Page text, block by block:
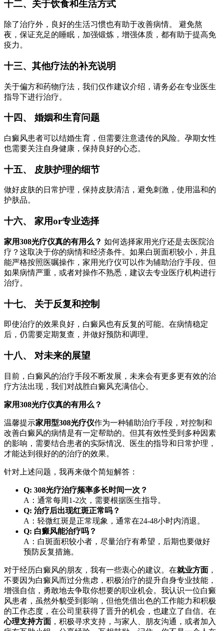
十二、关于饮食和生活方式
除了治疗外，良好的生活习惯也有助于改善病情。 避免熬
夜，保证充足的睡眠，加强锻炼，增强体质，都有助于提高免
疫力。
十三、其他疗法的补充说明
关于偏方和药物疗法，我们仅作建议介绍，请务必在专业医生
指导下进行治疗。
十四、 婚姻和生育问题
白癜风患者可以结婚生育，但需要注意遗传的风险。孕期女性
也需要关注自身健康，保持良好的心态。
十五、 皮肤护理的细节
做好皮肤的日常护理，保持皮肤清洁，避免刺激，使用温和的
护肤品。
十六、 家用or专业选择
家用308光疗仪真的有用么？ 如何选择家用光疗还是去医院治
疗？这取决于你的病情和经济条件。如果白斑面积较小，并且
能严格按照医嘱操作，家用光疗仪可以作为辅助治疗手段。但
如果病情严重，或者对操作不熟悉，建议去专业医疗机构进行
治疗。
十七、 关于反复和控制
即使治疗的效果良好，白癜风也有反复的可能。在病情稳定
后，仍需要定期复查，并做好预防和调理。
十八、 对未来的展望
目前，白癜风的治疗手段不断发展，未来会有更多更有效的治
疗方法出现，我们对战胜白癜风充满信心。
家用308光疗仪真的有用么？
温馨提示家用型308光疗仪作为一种辅助治疗手段，对控制和
改善白癜风的病情是有一定帮助的。但其有效性受到多种因素
的影响，需要结合患者的实际情况、医生的指导和日常护理，
才能达到很好的的治疗的效果。
针对上述问题，我再来做个简短解答：
Q: 308光疗治疗频率多长时间一次？
A：通常每周1-2次，需要根据医生指导。
Q: 治疗后出现红斑正常吗？
A：轻微红斑是正常现象，通常在24-48小时内消退。
Q: 白癜风能治疗吗？
A：白斑面积较小者，尽量治疗有希望，后期也要做好
预防反复措施。
对于经历白癜风的朋友，我有一些衷心的建议。在就业方面 ，
不要因为白癜风而过分焦虑，积极治疗的提升自身专业技能，
增强自信，勇敢地去争取你想要的职业机会。我认识一位白癜
风患者，虽然外貌受到影响，但他凭借出色的工作能力和积极
的工作态度，在公司里获得了晋升的机会，也建立了自信。在
心理支持方面 ，积极寻求支持，与家人、朋友沟通，或者加入